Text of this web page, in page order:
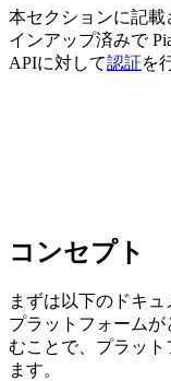
本セクションに記載
インアップ済みで
APIに対して認証を
コンセプト
まずは以下のドキュ
プラットフォーム
むことで、プラッ
ます。